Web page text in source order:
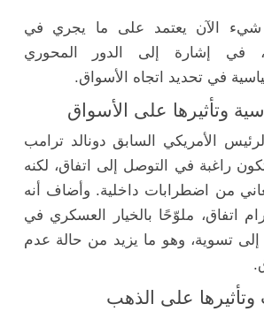
الآن يعتمد على ما يجري في
في إشارة إلى الدور المحوري
في تحديد اتجاه الأسواق.
وتأثيرها على الأسواق
الأمريكي السابق دونالد ترامب
راغبة في التوصل إلى اتفاق، لكنه
تعاني من اضطرابات داخلية. وأضاف أنه
اتفاق، ملوّحًا بالخيار العسكري في
تسوية، وهو ما يزيد من حالة عدم
وتأثيرها على الذهب